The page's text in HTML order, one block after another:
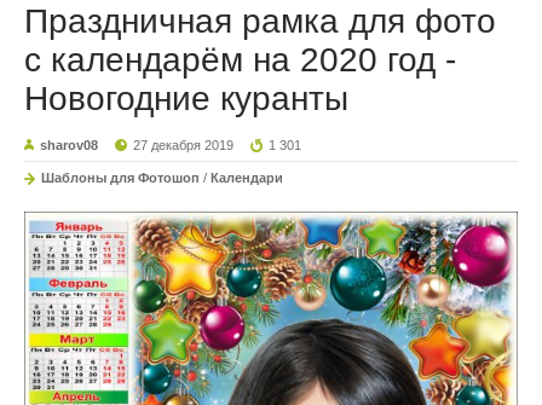
Праздничная рамка для фото
с календарём на 2020 год -
Новогодние куранты
sharov08 27 декабря 2019 1 301
Шаблоны для Фотошоп / Календари